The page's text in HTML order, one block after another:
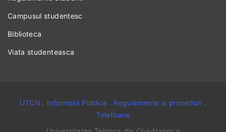
Campusul studentesc
Biblioteca
Viata studenteasca
UTCN . Informatii Publice . Regulamente si proceduri .
Telefoane